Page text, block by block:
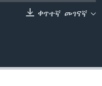
ቀጥተኛ መገናኛ